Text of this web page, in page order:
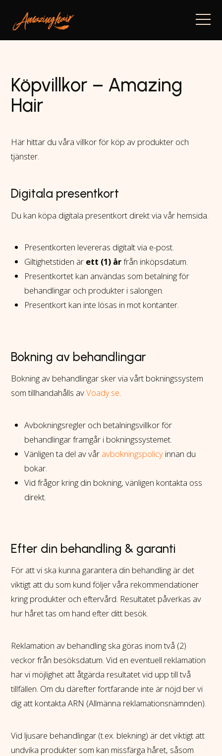
Köpvillkor – Amazing
Hair
Här hittar du våra villkor för köp av produkter och
tjänster.
Digitala presentkort
Du kan köpa digitala presentkort direkt via vår hemsida.
Presentkorten levereras digitalt via e-post.
Giltighetstiden är ett (1) årfrån inköpsdatum.
Presentkortet kan användas som betalning för
behandlingar och produkter i salongen.
Presentkort kan inte lösas in mot kontanter.
Bokning av behandlingar
Bokning av behandlingar sker via vårt bokningssystem
som tillhandahålls avVoady.se.
Avbokningsregler och betalningsvillkor för
behandlingar framgår i bokningssystemet.
Vänligen ta del av vår avbokningspolicy innan du
bokar.
Vid frågor kring din bokning, vänligen kontakta oss
direkt.
Efter din behandling & garanti
För att vi ska kunna garantera din behandling är det
viktigt att du som kund följer våra rekommendationer
kring produkter och eftervård. Resultatet påverkas av
hur håret tas om hand efter ditt besök.
Reklamation av behandling ska göras inom två (2)
veckor från besöksdatum. Vid en eventuell reklamation
har vi möjlighet att åtgärda resultatet vid upp till två
tillfällen. Om du därefter fortfarande inte är nöjd ber vi
dig att kontakta ARN (Allmänna reklamationsnämnden).
Vid ljusare behandlingar (t.ex. blekning) är det viktigt att
undvika produkter som kan missfärga håret, såsom